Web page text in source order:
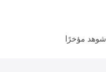
شوهد مؤخرًا